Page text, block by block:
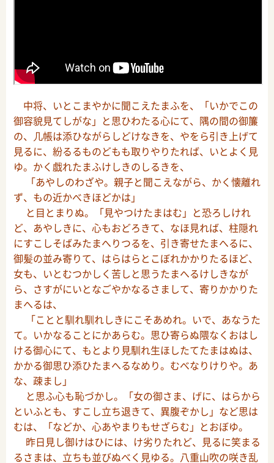
中将、いとこまやかに聞こえたまふを、「いかでこの
御容貌見てしがな」と思ひわたる心にて、隅の間の御簾
の、几帳は添ひながらしどけなきを、やをら引き上げて
見るに、紛るるものどもも取りやりたれば、いとよく見
ゆ。かく戯れたまふけしきのしるきを、
「あやしのわざや。親子と聞こえながら、かく懐離れ
ず、もの近かべきほどかは」
と目とまりぬ。「見やつけたまはむ」と恐ろしけれ
ど、あやしきに、心もおどろきて、なほ見れば、柱隠れ
にすこしそばみたまへりつるを、引き寄せたまへるに、
御髪の並み寄りて、はらはらとこぼれかかりたるほど、
女も、いとむつかしく苦しと思うたまへるけしきなが
ら、さすがにいとなごやかなるさまして、寄りかかりた
まへるは、
「ことと馴れ馴れしきにこそあめれ。いで、あなうた
て。いかなることにかあらむ。思ひ寄らぬ隈なくおはし
ける御心にて、もとより見馴れ生ほしたてたまはぬは、
かかる御思ひ添ひたまへるなめり。むべなりけりや。あ
な、疎まし」
と思ふ心も恥づかし。「女の御さま、げに、はらから
といふとも、すこし立ち退きて、異腹ぞかし」など思は
むは、「などか、心あやまりもせざらむ」とおぼゆ。
昨日見し御けはひには、け劣りたれど、見るに笑まる
るさまは、立ちも並びぬべく見ゆる。八重山吹の咲き乱